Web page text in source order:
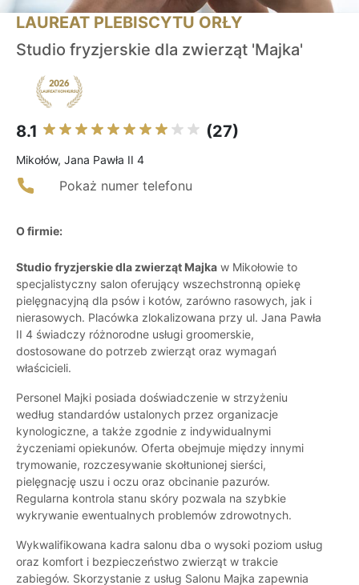
LAUREAT PLEBISCYTU ORŁY
Studio fryzjerskie dla zwierząt 'Majka'
8.1 (27)
Mikołów, Jana Pawła II 4
Pokaż numer telefonu
O firmie:
Studio fryzjerskie dla zwierząt Majka w Mikołowie to
specjalistyczny salon oferujący wszechstronną opiekę
pielęgnacyjną dla psów i kotów, zarówno rasowych, jak i
nierasowych. Placówka zlokalizowana przy ul. Jana Pawła
II 4 świadczy różnorodne usługi groomerskie,
dostosowane do potrzeb zwierząt oraz wymagań
właścicieli.
Personel Majki posiada doświadczenie w strzyżeniu
według standardów ustalonych przez organizacje
kynologiczne, a także zgodnie z indywidualnymi
życzeniami opiekunów. Oferta obejmuje między innymi
trymowanie, rozczesywanie skołtunionej sierści,
pielęgnację uszu i oczu oraz obcinanie pazurów.
Regularna kontrola stanu skóry pozwala na szybkie
wykrywanie ewentualnych problemów zdrowotnych.
Wykwalifikowana kadra salonu dba o wysoki poziom usług
oraz komfort i bezpieczeństwo zwierząt w trakcie
zabiegów. Skorzystanie z usług Salonu Majka zapewnia